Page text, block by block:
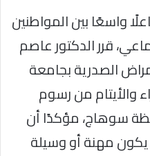
واسعًا بين المواطنين
قرر الدكتور عاصم
الصدرية بجامعة
والأيتام من رسوم
سوهاج، مؤكدًا أن
يكون مهنة أو وسيلة